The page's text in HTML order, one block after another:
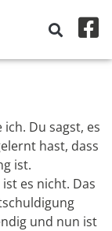
Du sagst, es
hast, dass
ist.
es nicht. Das
und nun ist